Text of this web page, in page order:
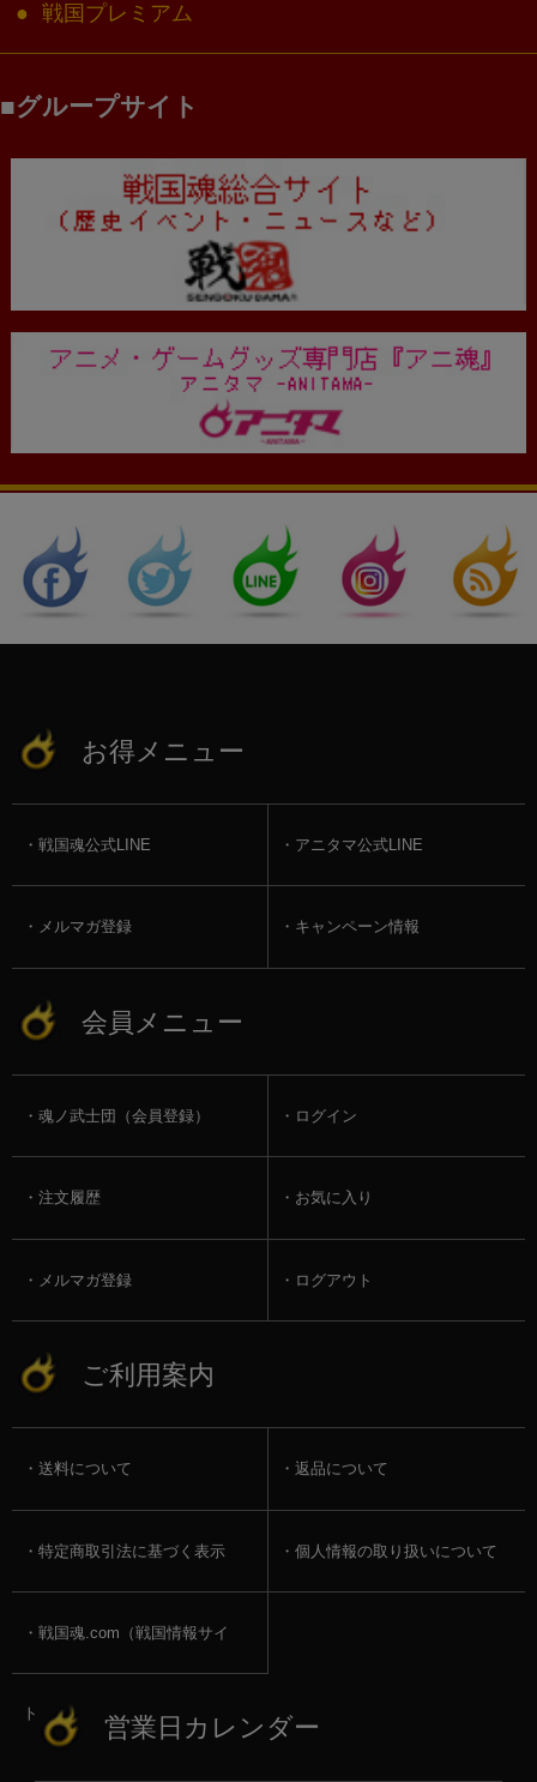
戦国プレミアム
グループサイト
お得メニュー
戦国魂公式LINE アニタマ公式LINE
メルマガ登録 キャンペーン情報
会員メニュー
魂ノ武士団（会員登録） ログイン
注文履歴 お気に入り
メルマガ登録 ログアウト
ご利用案内
送料について 返品について
特定商取引法に基づく表示 個人情報の取り扱いについて
戦国魂.com（戦国情報サイ
ト） 営業日カレンダー